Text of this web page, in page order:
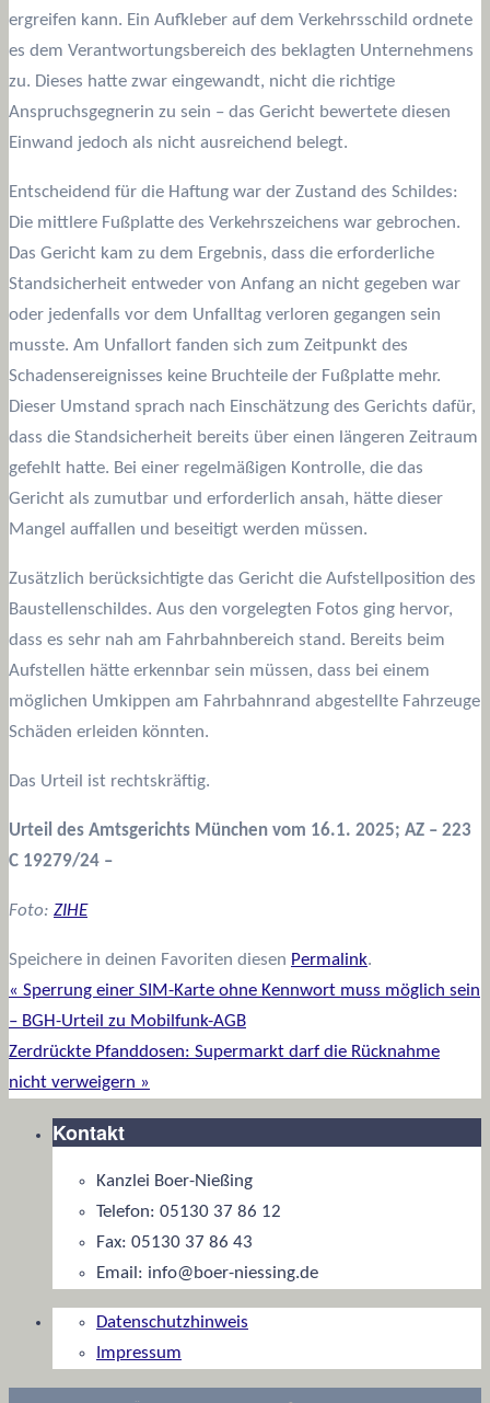
ergreifen kann. Ein Aufkleber auf dem Verkehrsschild ordnete
es dem Verantwortungsbereich des beklagten Unternehmens
zu. Dieses hatte zwar eingewandt, nicht die richtige
Anspruchsgegnerin zu sein – das Gericht bewertete diesen
Einwand jedoch als nicht ausreichend belegt.
Entscheidend für die Haftung war der Zustand des Schildes:
Die mittlere Fußplatte des Verkehrszeichens war gebrochen.
Das Gericht kam zu dem Ergebnis, dass die erforderliche
Standsicherheit entweder von Anfang an nicht gegeben war
oder jedenfalls vor dem Unfalltag verloren gegangen sein
musste. Am Unfallort fanden sich zum Zeitpunkt des
Schadensereignisses keine Bruchteile der Fußplatte mehr.
Dieser Umstand sprach nach Einschätzung des Gerichts dafür,
dass die Standsicherheit bereits über einen längeren Zeitraum
gefehlt hatte. Bei einer regelmäßigen Kontrolle, die das
Gericht als zumutbar und erforderlich ansah, hätte dieser
Mangel auffallen und beseitigt werden müssen.
Zusätzlich berücksichtigte das Gericht die Aufstellposition des
Baustellenschildes. Aus den vorgelegten Fotos ging hervor,
dass es sehr nah am Fahrbahnbereich stand. Bereits beim
Aufstellen hätte erkennbar sein müssen, dass bei einem
möglichen Umkippen am Fahrbahnrand abgestellte Fahrzeuge
Schäden erleiden könnten.
Das Urteil ist rechtskräftig.
Urteil des Amtsgerichts München vom 16.1. 2025; AZ – 223
C 19279/24 –
Foto: ZIHE
Speichere in deinen Favoriten diesen Permalink.
« Sperrung einer SIM-Karte ohne Kennwort muss möglich sein
– BGH-Urteil zu Mobilfunk-AGB
Zerdrückte Pfanddosen: Supermarkt darf die Rücknahme
nicht verweigern »
Kontakt
Kanzlei Boer-Nießing
Telefon: 05130 37 86 12
Fax: 05130 37 86 43
Email: info@boer-niessing.de
Datenschutzhinweis
Impressum